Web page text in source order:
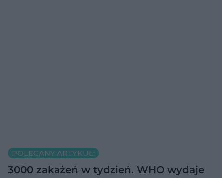
POLECANY ARTYKUŁ:
3000 zakażeń w tydzień. WHO wydaje